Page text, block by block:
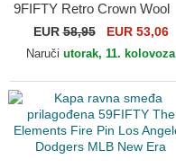
9FIFTY Retro Crown Wool
Pinstripe Los Angeles
Dodgers MLB New Era
EUR58,95 EUR 53,06
Naruči utorak, 11. kolovoza